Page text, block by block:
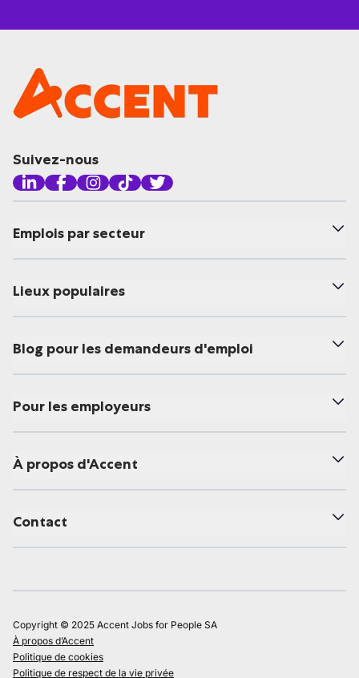
Suivez-nous
Emplois par secteur
Lieux populaires
Blog pour les demandeurs d'emploi
Pour les employeurs
À propos d'Accent
Contact
Copyright © 2025 Accent Jobs for People SA
À propos d’Accent
Politique de cookies
Politique de respect de la vie privée